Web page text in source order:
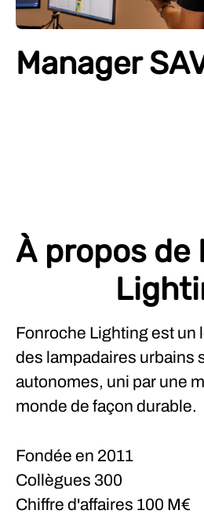
Manager
À propos de
Fonroche Lighting est un
des lampadaires urbains
autonomes, uni par une
monde de façon durable.
Fondée en 2011
Collègues 300
Chiffre d'affaires 100 M€